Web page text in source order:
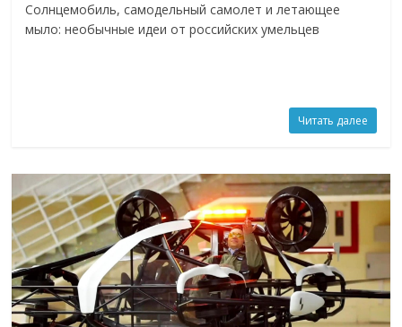
Солнцемобиль, самодельный самолет и летающее
мыло: необычные идеи от российских умельцев
Читать далее